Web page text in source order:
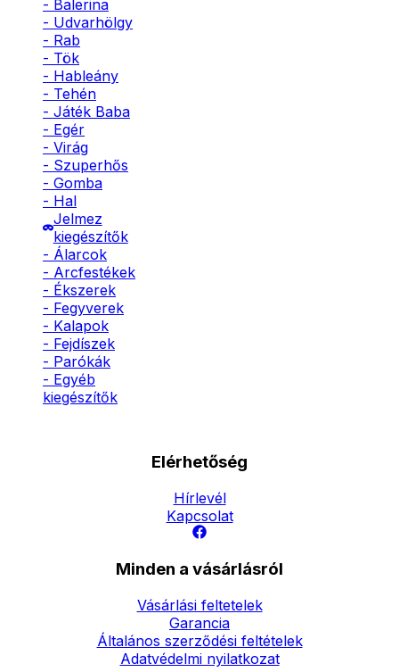
- Balerina
- Udvarhölgy
- Rab
- Tök
- Hableány
- Tehén
- Játék Baba
- Egér
- Virág
- Szuperhős
- Gomba
- Hal
Jelmez
kiegészítők
- Álarcok
- Arcfestékek
- Ékszerek
- Fegyverek
- Kalapok
- Fejdíszek
- Parókák
- Egyéb
kiegészítők
Elérhetőség
Hírlevél
Kapcsolat
Minden a vásárlásról
Vásárlási feltetelek
Garancia
Általános szerződési feltételek
Adatvédelmi nyilatkozat